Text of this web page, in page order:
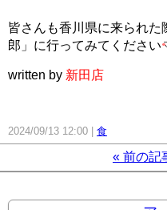
皆さんも香川県に来られ
郎」に行ってみてください
written by 新田店
2024/09/13 12:00 食
« 前の記